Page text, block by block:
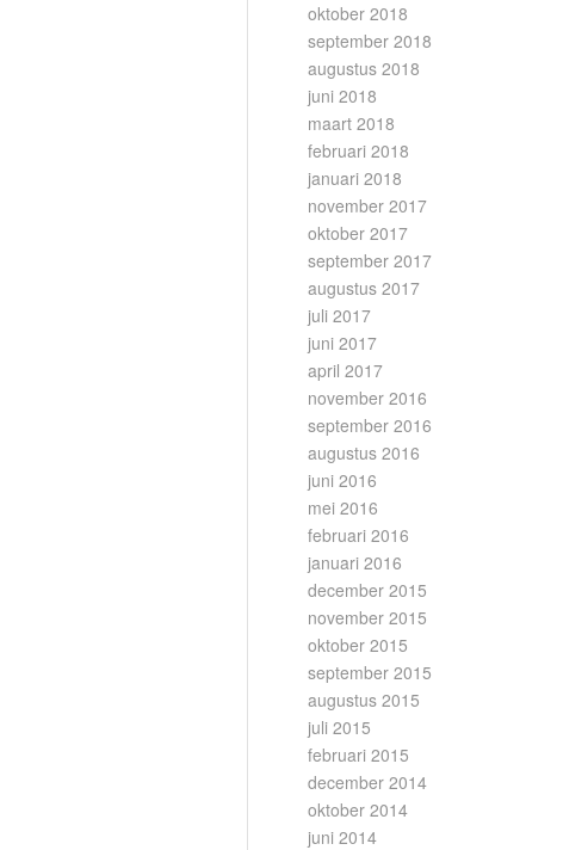
oktober 2018
september 2018
augustus 2018
juni 2018
maart 2018
februari 2018
januari 2018
november 2017
oktober 2017
september 2017
augustus 2017
juli 2017
juni 2017
april 2017
november 2016
september 2016
augustus 2016
juni 2016
mei 2016
februari 2016
januari 2016
december 2015
november 2015
oktober 2015
september 2015
augustus 2015
juli 2015
februari 2015
december 2014
oktober 2014
juni 2014